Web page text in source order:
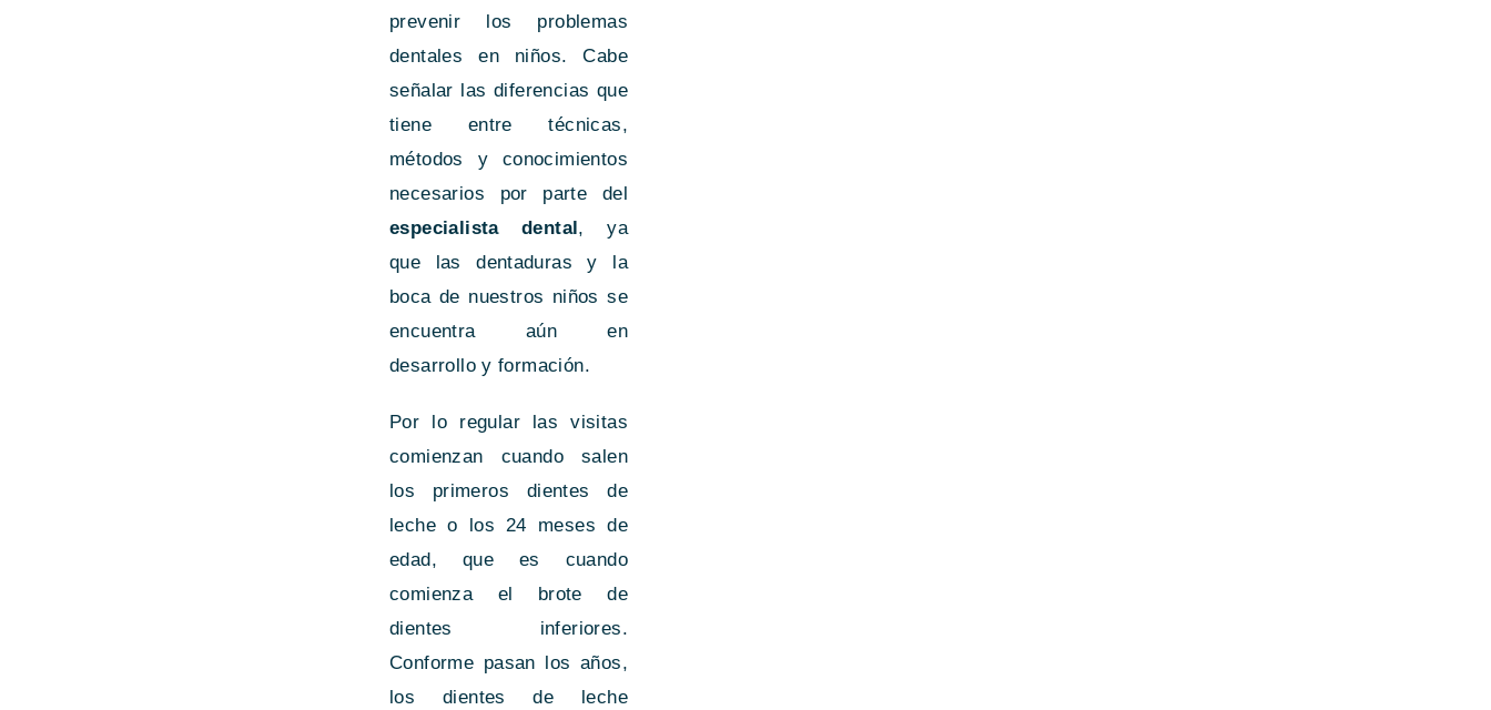
prevenir los problemas
dentales en niños. Cabe
señalar las diferencias que
tiene entre técnicas,
métodos y conocimientos
necesarios por parte del
especialista dental , ya
que las dentaduras y la
boca de nuestros niños se
encuentra aún en
desarrollo y formación.
Por lo regular las visitas
comienzan cuando salen
los primeros dientes de
leche o los 24 meses de
edad, que es cuando
comienza el brote de
dientes inferiores.
Conforme pasan los años,
los dientes de leche